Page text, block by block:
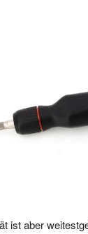
ist aber